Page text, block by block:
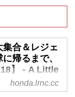
合＆レジェ
帰るまで、
】 - A Little
トル・ホンダ
honda.lrnc.cc